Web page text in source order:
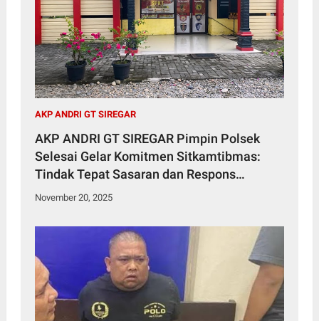
AKP ANDRI GT SIREGAR
AKP ANDRI GT SIREGAR Pimpin Polsek
Selesai Gelar Komitmen Sitkamtibmas:
Tindak Tepat Sasaran dan Respons
Humanis Bagi Warga
November 20, 2025